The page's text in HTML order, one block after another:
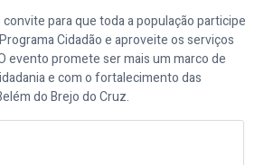
para que toda a população participe
Cidadão e aproveite os serviços
evento promete ser mais um marco de
e com o fortalecimento das
do Brejo do Cruz.